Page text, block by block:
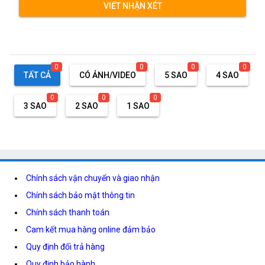
VIẾT NHẬN XÉT
TẤT CẢ
0
CÓ ẢNH/VIDEO
0
5 SAO
0
4 SAO
0
3 SAO
0
2 SAO
0
1 SAO
0
Chính sách vận chuyển và giao nhận
Chính sách bảo mật thông tin
Chính sách thanh toán
Cam kết mua hàng online đảm bảo
Quy định đổi trả hàng